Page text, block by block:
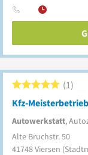
Kfz-
Autowerkstatt,
1
Alte Bruchstr. 50
41748Viersen